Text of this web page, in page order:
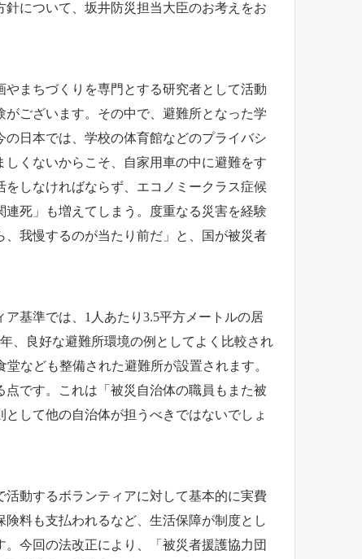
について、坂井防災担当大臣のお考えをお
まちづくりを専門とする研究者として活動
ございます。その中で、避難所となった学
日本では、学校の体育館などのプライバシ
くないからこそ、自家用車の中に避難をす
しなければならず、エコノミークラス症候
死」も増えてしまう。度重なる災害を経験
我慢するのが当たり前だ」と、国が被災者
基準では、1人あたり3.5平方メートルの居
、良好な避難所環境の例としてよく比較され
なども整備された避難所が設置されます。
です。これは「被災自治体の職員もまた被
して他の自治体が担うべきではないでしょ
動するボランティアに対して基本的に実費
料も支払われるなど、生活保障が制度とし
今回の法改正により、「被災者援護協力団